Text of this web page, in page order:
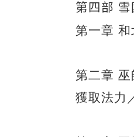
第四部
第一章
第二章
獲取法力